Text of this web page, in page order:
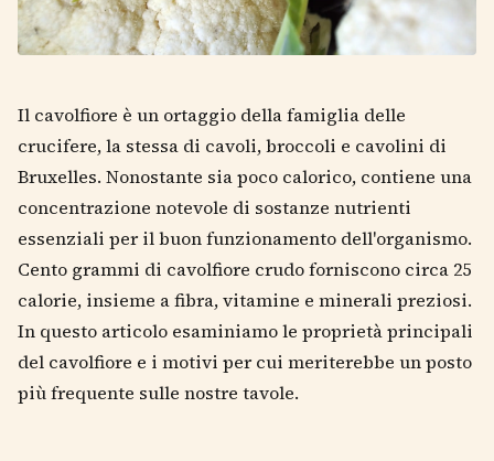
Il cavolfiore è un ortaggio della famiglia delle
crucifere, la stessa di cavoli, broccoli e cavolini di
Bruxelles. Nonostante sia poco calorico, contiene una
concentrazione notevole di sostanze nutrienti
essenziali per il buon funzionamento dell'organismo.
Cento grammi di cavolfiore crudo forniscono circa 25
calorie, insieme a fibra, vitamine e minerali preziosi.
In questo articolo esaminiamo le proprietà principali
del cavolfiore e i motivi per cui meriterebbe un posto
più frequente sulle nostre tavole.